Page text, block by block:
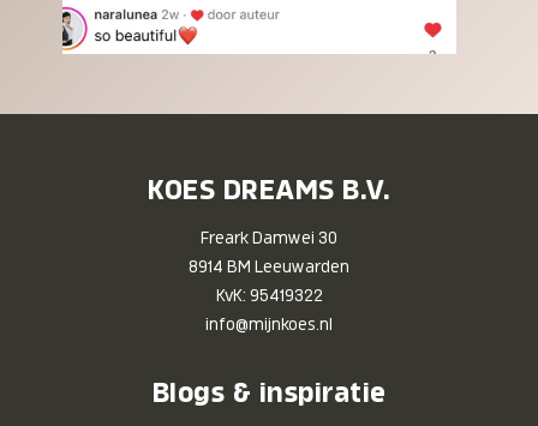
KOES DREAMS B.V.
Freark Damwei 30
8914 BM Leeuwarden
KvK: 95419322
info@mijnkoes.nl
Blogs & inspiratie